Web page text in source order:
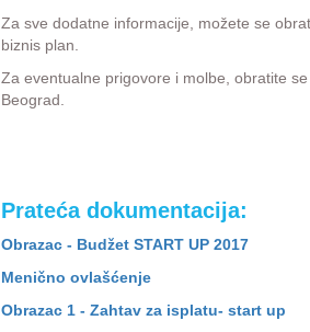
Za sve dodatne informacije, možete se
biznis plan.
Za eventualne prigovore i molbe, obratite
Beograd.
Prateća dokumentacija:
Obrazac - Budžet START UP 2017
Menično ovlašćenje
Obrazac 1 - Zahtav za isplatu- start up